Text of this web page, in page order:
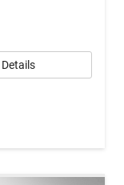
Details